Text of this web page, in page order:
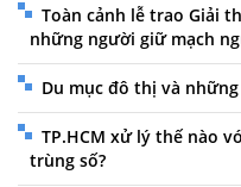
Toàn cảnh lễ trao Giải
những người giữ mạch
Du mục đô thị và
TP.HCM xử lý thế nào
trùng số?